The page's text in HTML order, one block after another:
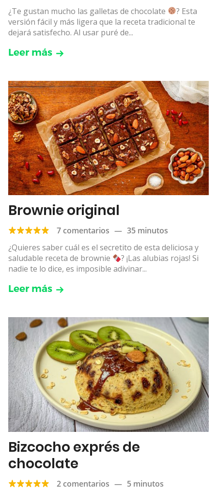
¿Te gustan mucho las galletas de chocolate
? Esta
versión fácil y más ligera que la receta tradicional te
dejará satisfecho. Al usar puré de...
Leer más
Brownie original
7 comentarios — 35 minutos
¿Quieres saber cuál es el secretito de esta deliciosa y
saludable receta de brownie
? ¡Las alubias rojas! Si
nadie te lo dice, es imposible adivinar...
Leer más
Bizcocho exprés de
chocolate
2 comentarios — 5 minutos